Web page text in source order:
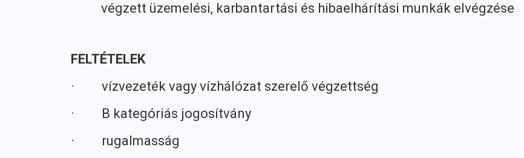
végzett üzemelési, karbantartási és hibaelhárítási munkák elvégzése
FELTÉTELEK
· vízvezeték vagy vízhálózat szerelő végzettség
· B kategóriás jogosítvány
· rugalmasság